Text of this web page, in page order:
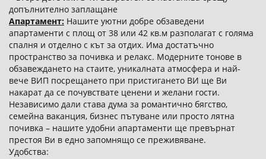
допълнително заплащане
Апартамент: Нашите уютни добре обзаведени
апартаменти с площ от 38 или 42 кв.м разполагат с голяма
спалня и отделно с кът за отдих. Има достатъчно
пространство за почивка и релакс. Модерните тонове в
обзавеждането на стаите, уникалната атмосфера и най-
вече ВИП посрещането при пристигането ВИ ще Ви
накарат да се почувствате ценени и желани гости.
Независимо дали става дума за романтично бягство,
семейна ваканция, бизнес пътуване или просто лятна
почивка – нашите удобни апартаменти ще превърнат
престоя Ви в едно запомнящо се преживяване.
Удобства: